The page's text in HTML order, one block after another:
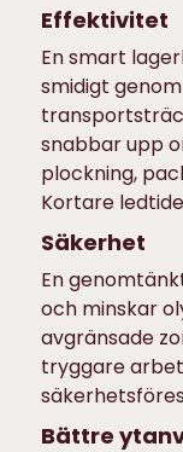
Effektivitet
En smart
smidigt
snabbar upp
plockning,
Kortare
Säkerhet
En
och minskar
avgränsade
tryggare
Bättre